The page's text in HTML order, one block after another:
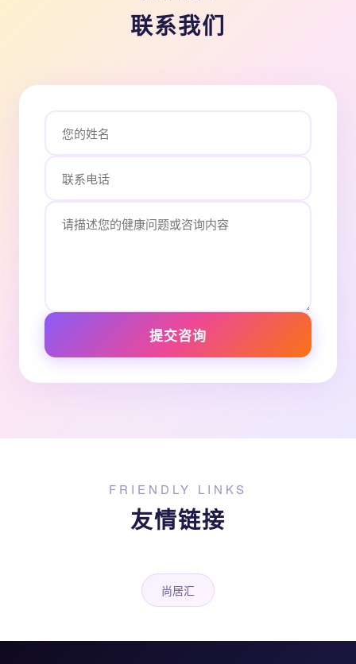
联系我们
提交咨询
FRIENDLY LINKS
友情链接
尚居汇